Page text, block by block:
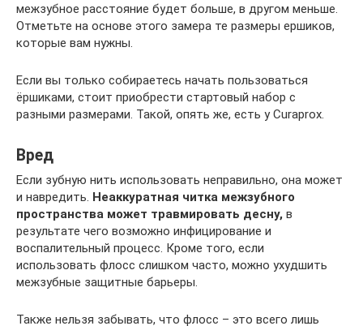
межзубное расстояние будет больше, в другом меньше.
Отметьте на основе этого замера те размеры ершиков,
которые вам нужны.
Если вы только собираетесь начать пользоваться
ёршиками, стоит приобрести стартовый набор с
разными размерами. Такой, опять же, есть у Curaprox.
Вред
Если зубную нить использовать неправильно, она может
и навредить. Неаккуратная читка межзубного
пространства может травмировать десну, в
результате чего возможно инфицирование и
воспалительный процесс. Кроме того, если
использовать флосс слишком часто, можно ухудшить
межзубные защитные барьеры.
Также нельзя забывать, что флосс – это всего лишь